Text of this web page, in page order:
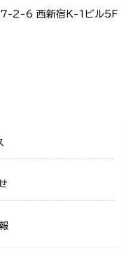
7-2-6 西新宿K-1ビル5F